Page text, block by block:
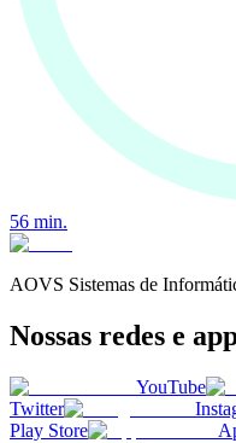
56 min.
AOVS Sistemas de
Nossas redes e
YouTube
Twitter
Play Store